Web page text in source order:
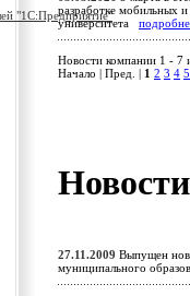
"1С:Предприятие"
разработке мобильных
университета
Новости компании 1 - 7
Начало | Пред. | 1 2 3 4 5
27.11.2009 Выпущен
муниципального